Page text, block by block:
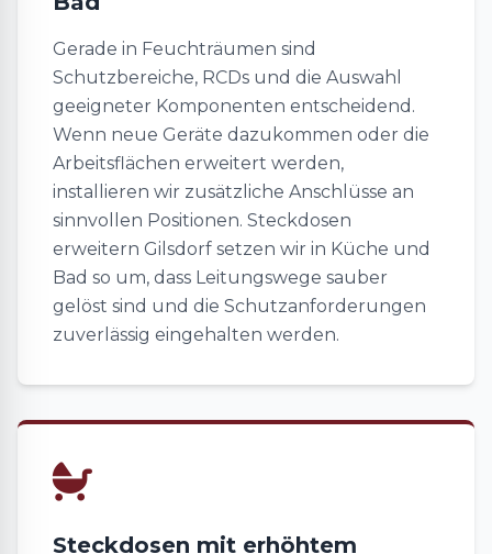
Gerade in Feuchträumen sind
Schutzbereiche, RCDs und die Auswahl
geeigneter Komponenten entscheidend.
Wenn neue Geräte dazukommen oder die
Arbeitsflächen erweitert werden,
installieren wir zusätzliche Anschlüsse an
sinnvollen Positionen. Steckdosen
erweitern Gilsdorf setzen wir in Küche und
Bad so um, dass Leitungswege sauber
gelöst sind und die Schutzanforderungen
zuverlässig eingehalten werden.
Steckdosen mit erhöhtem